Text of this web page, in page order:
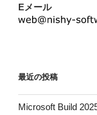
Eメール
最近の投稿
Microsoft Build